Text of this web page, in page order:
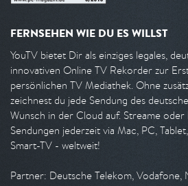
FERNSEHEN WIE DU ES WILLST
YouTV bietet Dir als einziges legales,
innovativen Online TV Rekorder zur
persönlichen TV Mediathek. Ohne
zeichnest du jede Sendung des
Wunsch in der Cloud auf. Streame oder
Sendungen jederzeit via Mac, PC,
Smart-TV - weltweit!
Partner: Deutsche Telekom, Vodafone,